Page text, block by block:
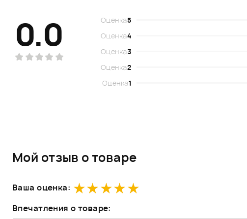
0.0 Оценка5
Оценка4
Оценка3
Оценка2
Оценка1
Мой отзыв о товаре
Ваша оценка:
Впечатления о товаре: